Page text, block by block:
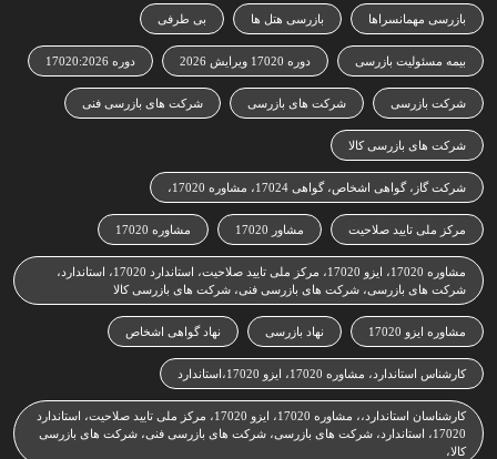
بازرسی مهمانسراها بازرسی هتل ها بی طرفی
بیمه مسئولیت بازرسی دوره 17020 ویرایش 2026 دوره 17020:2026
شرکت بازرسی شرکت های بازرسی شرکت های بازرسی فنی
شرکت های بازرسی کالا
شرکت گاز، گواهی اشخاص، گواهی 17024، مشاوره 17020،
مرکز ملی تایید صلاحیت مشاور 17020 مشاوره 17020
مشاوره 17020، ایزو 17020، مرکز ملی تایید صلاحیت، استاندارد 17020، استاندارد،
شرکت های بازرسی، شرکت های بازرسی فنی، شرکت های بازرسی کالا
مشاوره ایزو 17020 نهاد بازرسی نهاد گواهی اشخاص
کارشناس استاندارد، مشاوره 17020، ایزو 17020،استاندارد
کارشناسان استاندارد،، مشاوره 17020، ایزو 17020، مرکز ملی تایید صلاحیت، استاندارد
17020، استاندارد، شرکت های بازرسی، شرکت های بازرسی فنی، شرکت های بازرسی
کالا،